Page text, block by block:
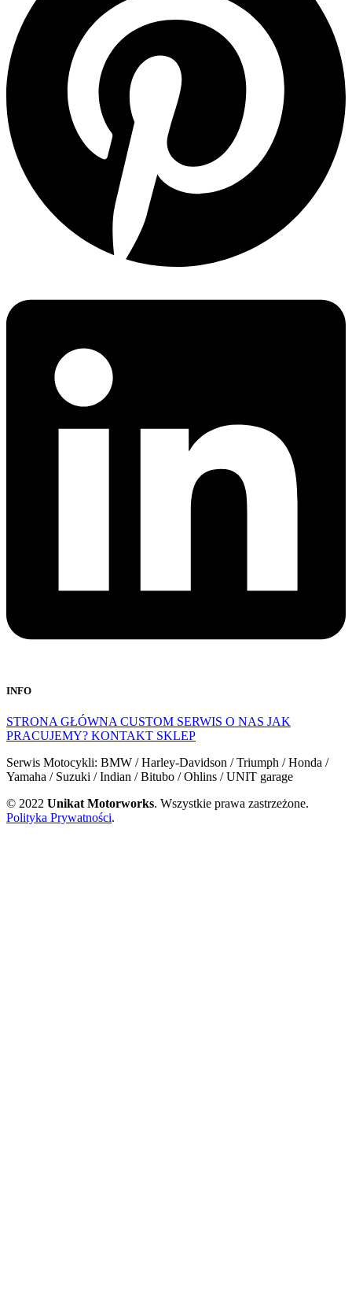
INFO
STRONA GŁÓWNA CUSTOM SERWIS O NAS JAK
PRACUJEMY? KONTAKT SKLEP
Serwis Motocykli: BMW / Harley-Davidson / Triumph / Honda /
Yamaha / Suzuki / Indian / Bitubo / Ohlins / UNIT garage
© 2022 Unikat Motorworks. Wszystkie prawa zastrzeżone.
Polityka Prywatności.